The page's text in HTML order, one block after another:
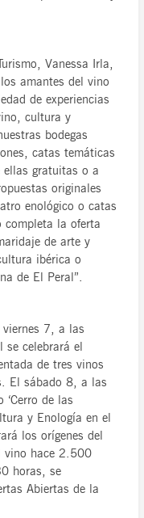
Vanessa Irla,
amantes del vino
de experiencias
cultura y
bodegas
catas temáticas
ellas gratuitas o a
originales
enológico o catas
completa la oferta
de arte y
ibérica o
de El Peral”.
7, a las
celebrará el
de tres vinos
El sábado 8, a las
de las
y Enología en el
los orígenes del
vino hace 2.500
horas, se
Abiertas de la